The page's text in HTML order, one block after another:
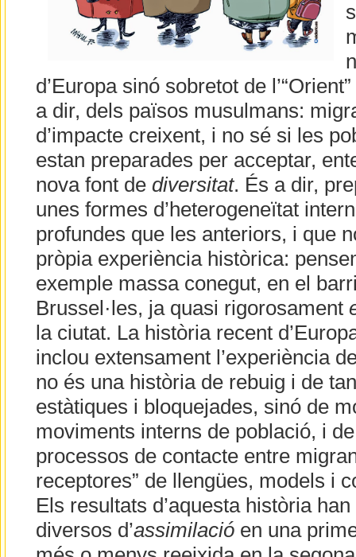
d’Europa sinó sobretot de
a dir, dels països musulmans:
d’impacte creixent, i no sé si les
estan preparades per acceptar,
nova font de diversitat. És a dir,
unes formes d’heterogeneïtat
profundes que les anteriors, i que
pròpia experiència històrica:
exemple massa conegut, en el
Brussel·les, ja quasi rigorosament
la ciutat. La història recent
inclou extensament l’experiència
no és una història de rebuig i de
estàtiques i bloquejades, sinó de
moviments interns de població, i
processos de contacte entre
receptores” de llengües, models i
Els resultats d’aquesta història
diversos d’assimilacióen una